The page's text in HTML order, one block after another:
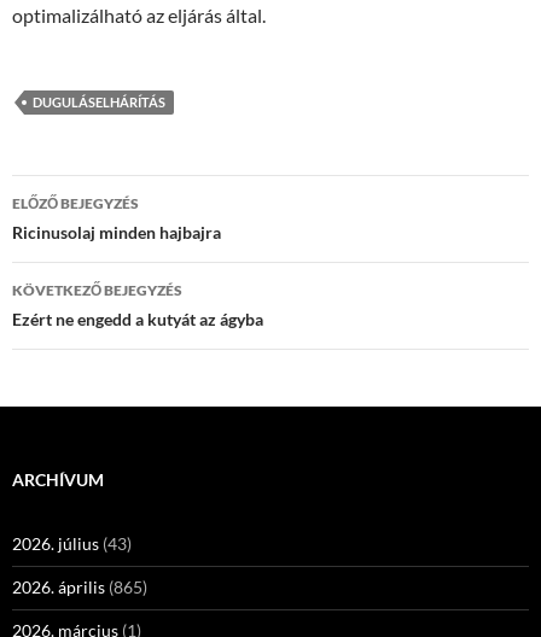
optimalizálható az eljárás által.
DUGULÁSELHÁRÍTÁS
Bejegyzés
navigáció
ELŐZŐ BEJEGYZÉS
Ricinusolaj minden hajbajra
KÖVETKEZŐ BEJEGYZÉS
Ezért ne engedd a kutyát az ágyba
ARCHÍVUM
2026. július (43)
2026. április (865)
2026. március (1)